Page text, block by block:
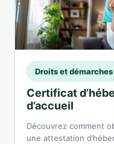
Droits et démarches
Certificat
d’accueil
Découvrez comment
une attestation